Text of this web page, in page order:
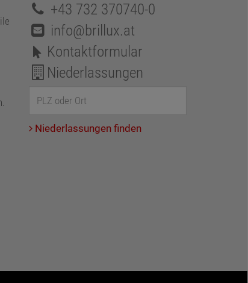
+43 732 370740-0
info@brillux.at
Kontaktformular
Niederlassungen
Niederlassungen finden